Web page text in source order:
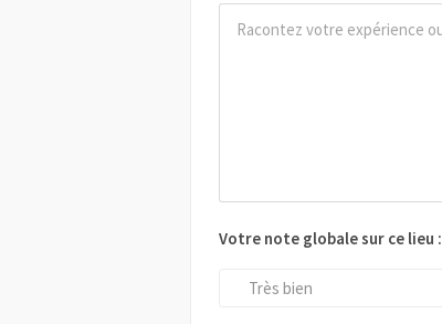
Votre note globale sur ce lieu :
Très bien